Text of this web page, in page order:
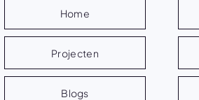
Home
Projecten
Blogs